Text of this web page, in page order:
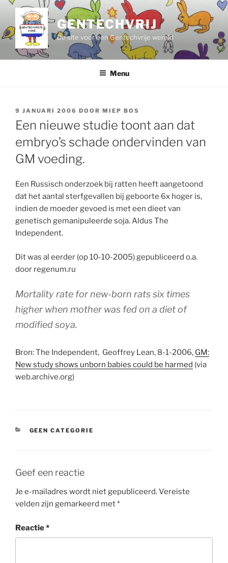
de
inhoud
GENTECHVRIJ
De site voor een Gentechvrije wereld
Menu
GEPLAATST
OP
9 JANUARI 2006 DOOR MIEP BOS
Een nieuwe studie toont aan dat
embryo’s schade ondervinden van
GM voeding.
Een Russisch onderzoek bij ratten heeft aangetoond
dat het aantal sterfgevallen bij geboorte 6x hoger is,
indien de moeder gevoed is met een dieet van
genetisch gemanipuleerde soja. Aldus The
Independent.
Dit was al eerder (op 10-10-2005) gepubliceerd o.a.
door regenum.ru
Mortality rate for new-born rats six times
higher when mother was fed on a diet of
modified soya.
Bron: The Independent, Geoffrey Lean, 8-1-2006, GM:
New study shows unborn babies could be harmed (via
web.archive.org)
CATEGORIEËN
GEEN CATEGORIE
Geef een reactie
Je e-mailadres wordt niet gepubliceerd.Vereiste
velden zijn gemarkeerd met*
Reactie*